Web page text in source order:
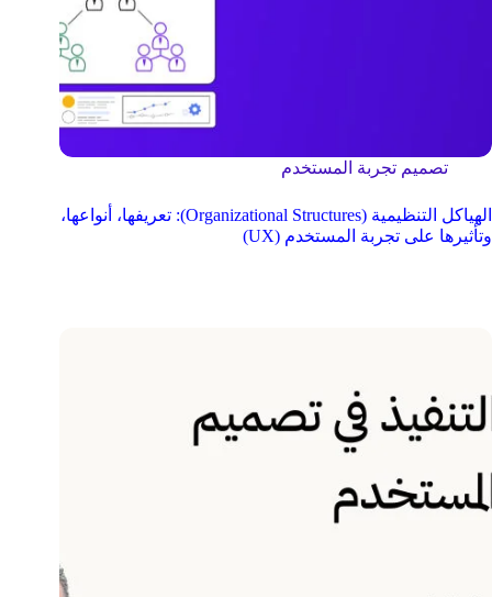
تصميم تجربة المستخدم
الهياكل التنظيمية (Organizational Structures): تعريفها، أنواعها،
وتأثيرها على تجربة المستخدم (UX)